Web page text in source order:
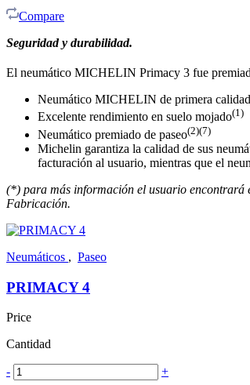
Compare
Seguridad y durabilidad.
El neumático MICHELIN Primacy 3 fue
Neumático MICHELIN de primera calidad
Excelente rendimiento en suelo mojado(1)
Neumático premiado de paseo(2)(7)
Michelin garantiza la calidad de sus
facturación al usuario, mientras que el
(*) para más información el usuario encontrará
Fabricación.
Neumáticos , Paseo
PRIMACY 4
Price
Cantidad
- +